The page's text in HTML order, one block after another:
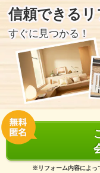
信頼できる
すぐに見つかる！
※リフォーム内容によっ